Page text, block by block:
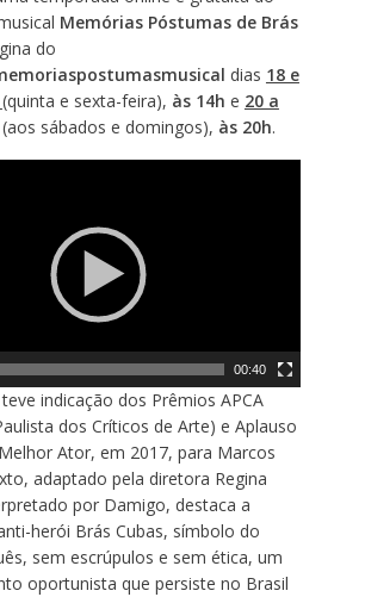
Memórias Póstumas de Brás
do
dias 18 e
(quinta e sexta-feira), às 14h e 20 a
(aos sábados e domingos), às 20h.
00:40
indicação dos Prêmios APCA
dos Críticos de Arte) e Aplauso
Ator, em 2017, para Marcos
adaptado pela diretora Regina
por Damigo, destaca a
herói Brás Cubas, símbolo do
sem escrúpulos e sem ética, um
oportunista que persiste no Brasil